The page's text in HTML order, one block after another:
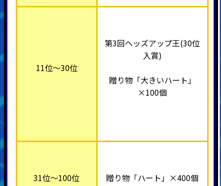
11位～30位
第3回ヘッズアップ王(30位
入賞)
贈り物「大きいハート」
×100個
31位～100位 贈り物「ハート」×400個